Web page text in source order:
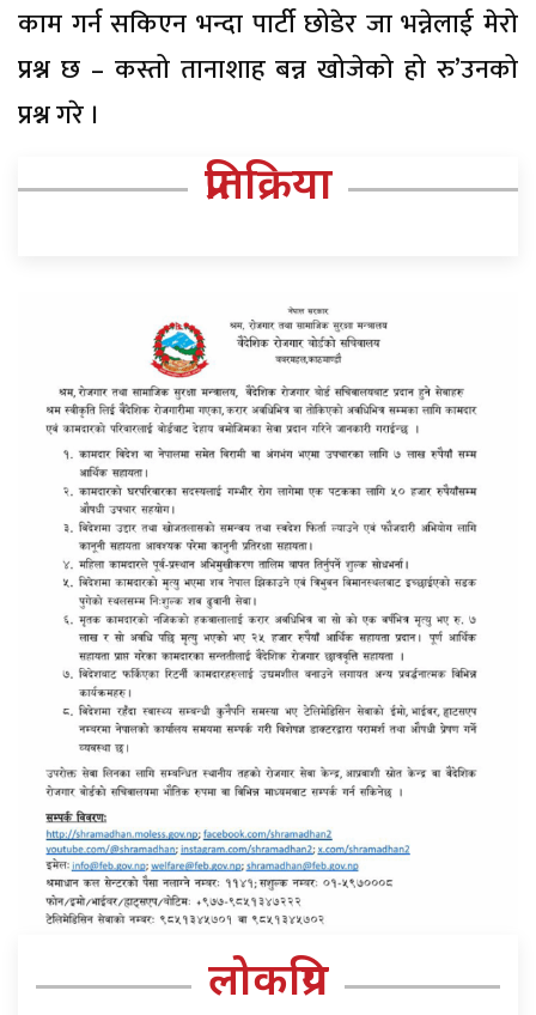
काम गर्न सकिएन भन्दा पार्टी छोडेर जा भन्नेलाई मेरो
प्रश्न छ – कस्तो तानाशाह बन्न खोजेको हो रु’उनको
प्रश्न गरे ।
प्रतिक्रिया
लोकप्रिय